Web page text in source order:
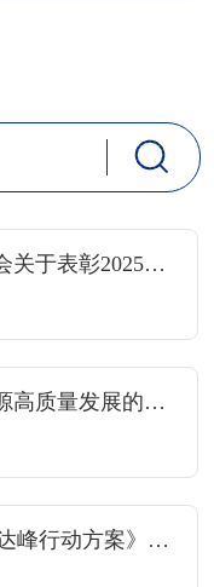
天津经济技术开发区管理委员会关于表彰2025年度经开区工业企业绿色发展水平综合评价30强的决定
四部门关于推动互联网基础资源高质量发展的指导意见
国务院关于印发《“十五五” 碳达峰行动方案》的通知